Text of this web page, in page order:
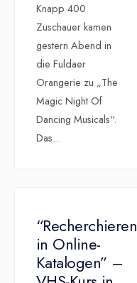
Knapp 400
Zuschauer kamen
gestern Abend in
die Fuldaer
Orangerie zu „The
Magic Night Of
Dancing Musicals“.
Das...
“Recherchieren
in Online-
Katalogen” –